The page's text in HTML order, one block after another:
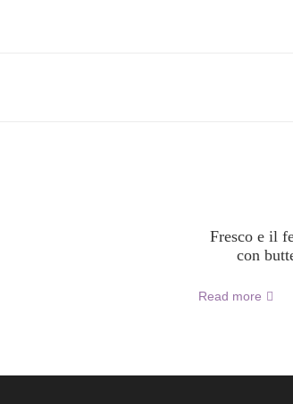
Fresco e il
con
Read more